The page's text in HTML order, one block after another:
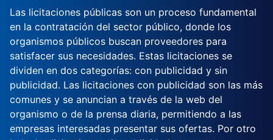
Las licitaciones públicas son un proceso fundamental
en la contratación del sector público, donde los
organismos públicos buscan proveedores para
satisfacer sus necesidades. Estas licitaciones se
dividen en dos categorías: con publicidad y sin
publicidad. Las licitaciones con publicidad son las más
comunes y se anuncian a través de la web del
organismo o de la prensa diaria, permitiendo a las
empresas interesadas presentar sus ofertas. Por otro